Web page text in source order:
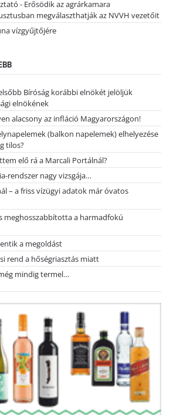
- Erősödik az agrárkamara
megválaszthatják az NVVH vezetőit
vízgyűjtőjére
Bíróság korábbi elnökét jelöljük
elnökének
alacsony az infláció Magyarországon!
(balkon napelemek) elhelyezése
tilos?
elő rá a Marcali Portálnál?
rendszer nagy vizsgája…
– a friss vízügyi adatok már óvatos
meghosszabbította a harmadfokú
a megoldást
rend a hőségriasztás miatt
mindig termel…